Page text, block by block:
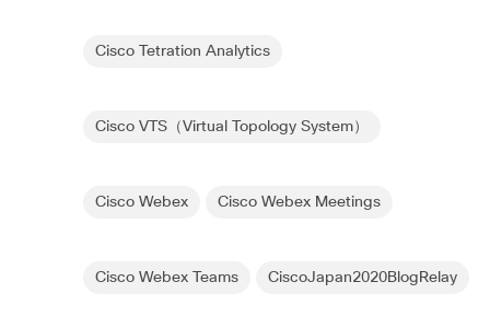
Cisco Tetration Analytics
Cisco VTS（Virtual Topology System）
Cisco Webex Cisco Webex Meetings
Cisco Webex Teams CiscoJapan2020BlogRelay